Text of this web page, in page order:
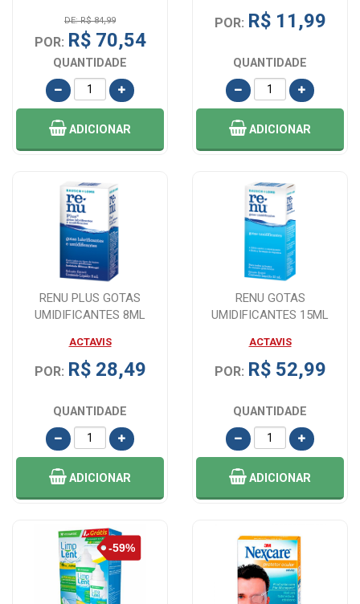
DE: R$ 84,99
POR: R$ 70,54
QUANTIDADE
ADICIONAR
POR: R$ 11,99
QUANTIDADE
ADICIONAR
RENU PLUS GOTAS
UMIDIFICANTES 8ML
ACTAVIS
POR: R$ 28,49
QUANTIDADE
ADICIONAR
RENU GOTAS
UMIDIFICANTES 15ML
ACTAVIS
POR: R$ 52,99
QUANTIDADE
ADICIONAR